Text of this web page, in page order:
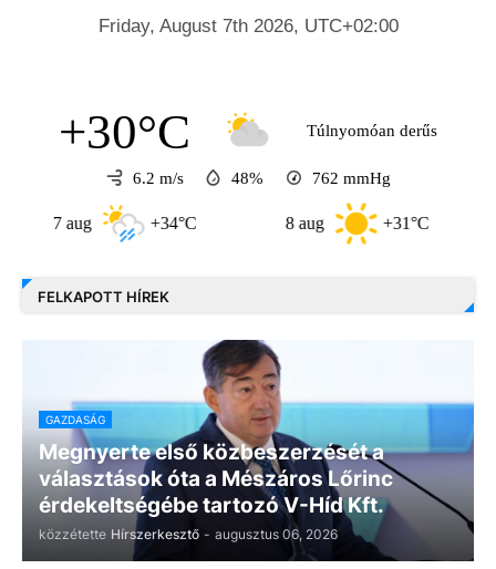
+30°C Túlnyomóan derűs
6.2 m/s 48% 762 mmHg
+34°C +31°C
FELKAPOTT HÍREK
GAZDASÁG
Megnyerte első közbeszerzését a
választások óta a Mészáros Lőrinc
érdekeltségébe tartozó V-Híd Kft.
közzétette Hírszerkesztő - augusztus 06, 2026